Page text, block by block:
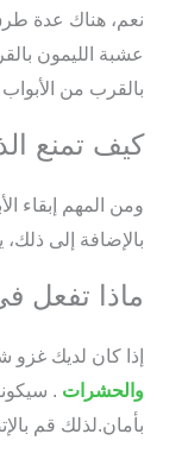
نعم، هناك عدة طرق
عشبة الليمون
بالقرب من
كيف تمنع
ومن المهم إبقاء
بالإضافة إلى
ماذا تفعل
إذا كان لديك
والحشرات .
بأمان.لذلك قم